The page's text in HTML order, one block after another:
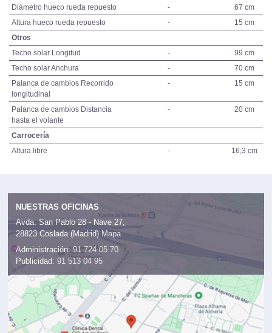
Diámetro hueco rueda repuesto
-
67 cm
Altura hueco rueda repuesto
-
15 cm
Otros
Techo solar Longitud
-
99 cm
Techo solar Anchura
-
70 cm
Palanca de cambios Recorrido
longitudinal
- 15 cm
Palanca de cambios Distancia
hasta el volante
- 20 cm
Carrocería
Altura libre
- 16,3 cm
NUESTRAS OFICINAS
Avda. San Pablo 28 - Nave 27,
28823 Coslada (Madrid) Mapa
Administración: 91 724 05 70
Publicidad: 91 513 04 95